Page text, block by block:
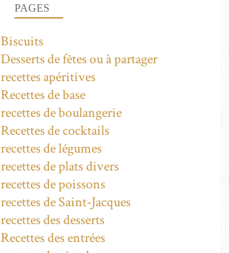
RECETTES SUCRÉES
PAGES
Biscuits
Desserts de fêtes ou à partager
recettes apéritives
Recettes de base
recettes de boulangerie
Recettes de cocktails
recettes de légumes
recettes de plats divers
recettes de poissons
recettes de Saint-Jacques
recettes des desserts
Recettes des entrées